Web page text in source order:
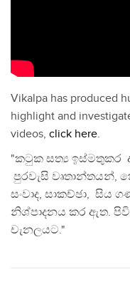
Vikalpa has produced
highlight and
videos, click here.
"කටුක සත්‍ය ඉස්මතුකර
පුරවැසි වෘතාන්තයන්,
සංවාද, සාකච්ඡා, සිය
නිශ්පාදනය කර ඇත.
චැනලයට."